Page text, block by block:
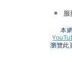
服
本
瀏覽此